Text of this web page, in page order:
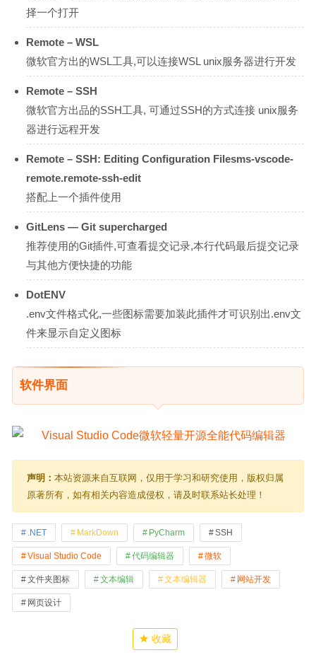
择一个打开
Remote – WSL
微软官方出的WSL工具,可以连接WSL unix服务器进行开发
Remote – SSH
微软官方出品的SSH工具, 可通过SSH的方式连接 unix服务
器进行远程开发
Remote – SSH: Editing Configuration Filesms-vscode-
remote.remote-ssh-edit
搭配上一个插件使用
GitLens — Git supercharged
推荐使用的Git插件,可查看提交记录,本行代码最后提交记录
与其他方便快捷的功能
DotENV
.env文件格式化,一些图标需要加装此插件才可识别出.env文
件来显示自定义图标
软件界面
声明： 本站资源来自互联网，仅用于学习和研究使用，版权归属
原著所有，如有相关内容造成侵权，请及时联系站长处理！
.NET MarkDown PyCharm SSH
Visual Studio Code 代码编辑器 微软
文件夹图标 文本编辑 文本编辑器 网站开发
网页设计
收藏